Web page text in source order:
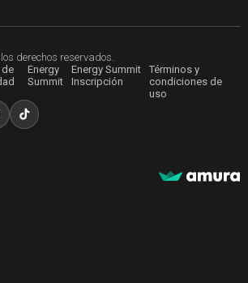
derechos reservados.
de
Energy
Summit
Energy Summit
Inscripción
Términos y
condiciones de
uso